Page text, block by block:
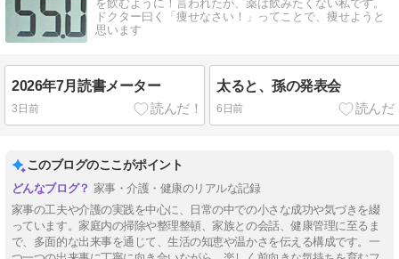
を飲むように！言われたが、薬は飲みたくない私です。
ドクター曰く「痩せなさい！」ってことで、痩せようと
思います
2026年7月読書メーター
3日前
太ると、孫の発表会
6日前
このブログのここがポイント
家事・介護・健康のリアルな記録
家事の工夫や介護の実践を中心に、日常の中での小さな成功や気づきを綴
っています。家庭内の掃除や整理整頓、家族との会話、健康管理に至るま
で、多面的な出来事を通じて、生活の知恵や温かさを伝える構成です。一